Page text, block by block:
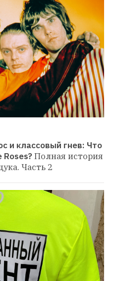
и классовый гнев: Что
Roses?Полная история
Часть 2